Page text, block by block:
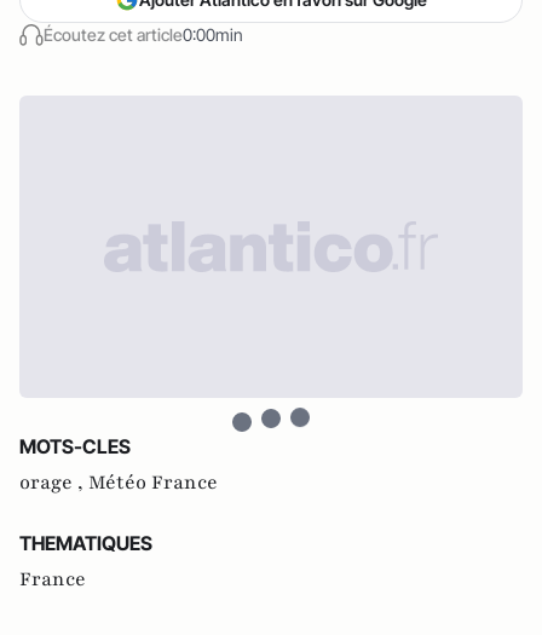
Écoutez cet article0:00min
MOTS-CLES
orage , Météo France
THEMATIQUES
France